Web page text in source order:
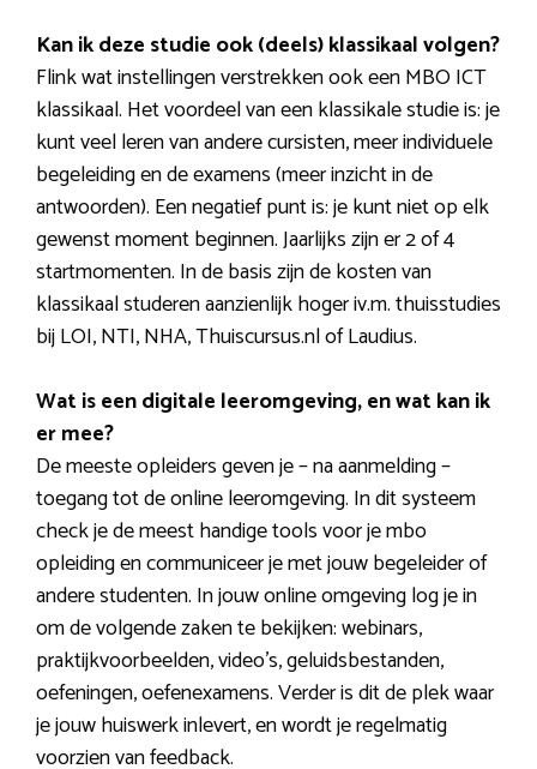
Kan ik deze studie ook (deels) klassikaal volgen?
Flink wat instellingen verstrekken ook een MBO ICT
klassikaal. Het voordeel van een klassikale studie is: je
kunt veel leren van andere cursisten, meer individuele
begeleiding en de examens (meer inzicht in de
antwoorden). Een negatief punt is: je kunt niet op elk
gewenst moment beginnen. Jaarlijks zijn er 2 of 4
startmomenten. In de basis zijn de kosten van
klassikaal studeren aanzienlijk hoger iv.m. thuisstudies
bij LOI, NTI, NHA, Thuiscursus.nl of Laudius.
Wat is een digitale leeromgeving, en wat kan ik
er mee?
De meeste opleiders geven je – na aanmelding –
toegang tot de online leeromgeving. In dit systeem
check je de meest handige tools voor je mbo
opleiding en communiceer je met jouw begeleider of
andere studenten. In jouw online omgeving log je in
om de volgende zaken te bekijken: webinars,
praktijkvoorbeelden, video’s, geluidsbestanden,
oefeningen, oefenexamens. Verder is dit de plek waar
je jouw huiswerk inlevert, en wordt je regelmatig
voorzien van feedback.